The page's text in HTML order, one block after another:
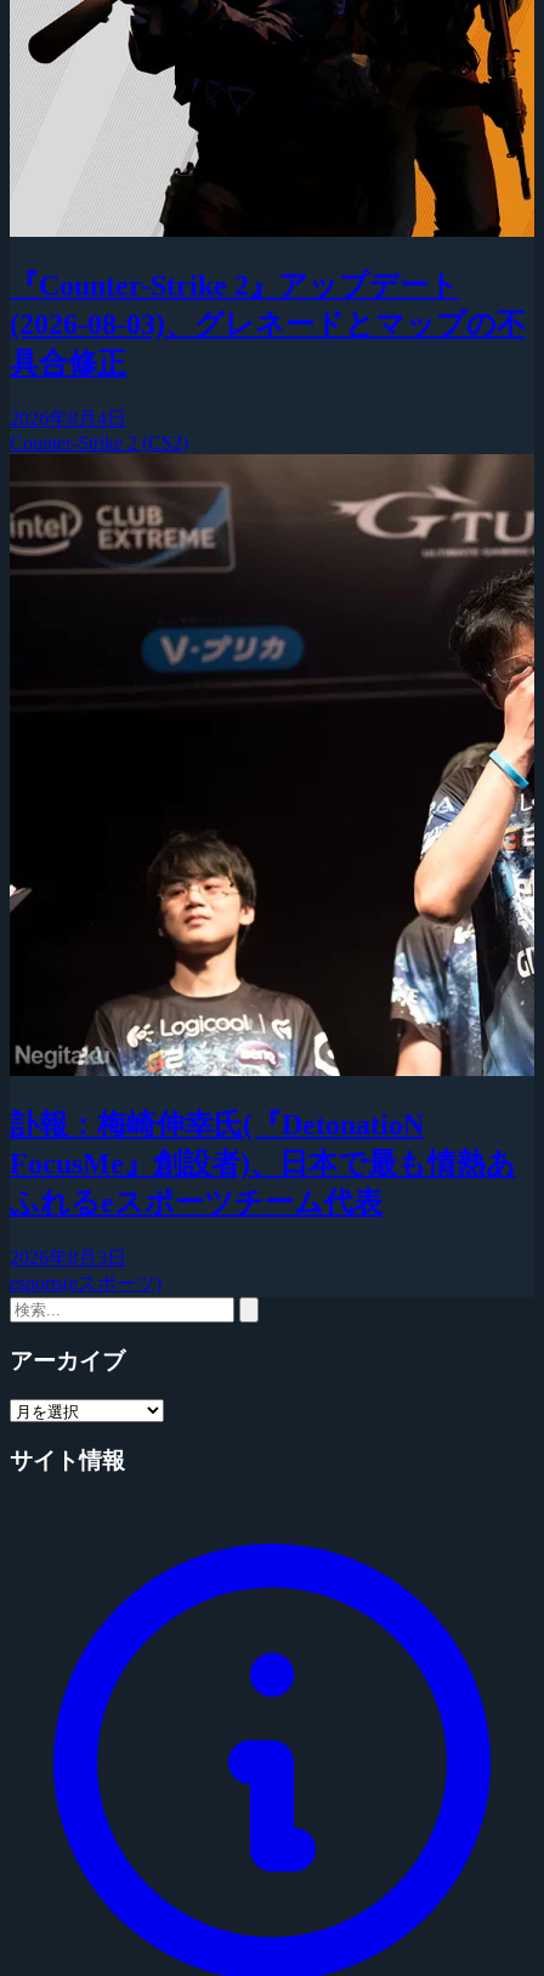
『Counter-Strike 2』アップデート
(2026-08-03)、グレネードとマップの不
具合修正
2026年8月4日
Counter-Strike 2 (CS2)
訃報：梅崎伸幸氏(『DetonatioN
FocusMe』創設者)、日本で最も情熱あ
ふれるeスポーツチーム代表
2026年8月3日
esports(eスポーツ)
アーカイブ
サイト情報